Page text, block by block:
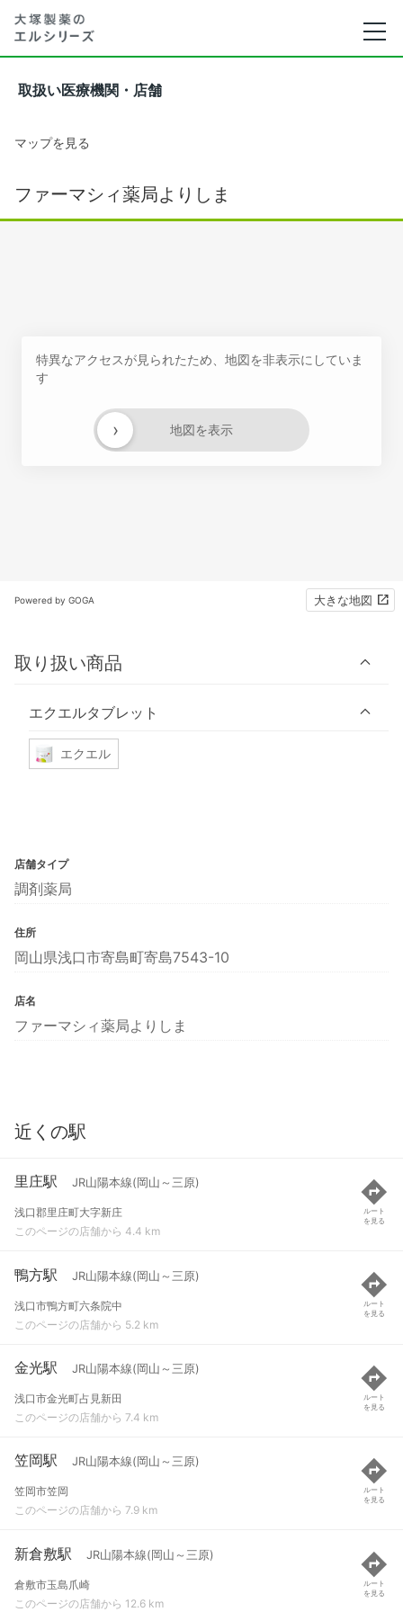
取扱い医療機関・店舗
マップを見る
ファーマシィ薬局よりしま
特異なアクセスが見られたため、地図を非表示にしていま
す
地図を表示
›
Powered by GOGA 大きな地図
取り扱い商品
エクエルタブレット
エクエル
店舗タイプ
調剤薬局
住所
岡山県浅口市寄島町寄島7543-10
店名
ファーマシィ薬局よりしま
近くの駅
里庄駅 JR山陽本線(岡山～三原)
浅口郡里庄町大字新庄
このページの店舗から 4.4 km
ルート
を見る
鴨方駅 JR山陽本線(岡山～三原)
浅口市鴨方町六条院中
このページの店舗から 5.2 km
ルート
を見る
金光駅 JR山陽本線(岡山～三原)
浅口市金光町占見新田
このページの店舗から 7.4 km
ルート
を見る
笠岡駅 JR山陽本線(岡山～三原)
笠岡市笠岡
このページの店舗から 7.9 km
ルート
を見る
新倉敷駅 JR山陽本線(岡山～三原)
倉敷市玉島爪崎
このページの店舗から 12.6 km
ルート
を見る